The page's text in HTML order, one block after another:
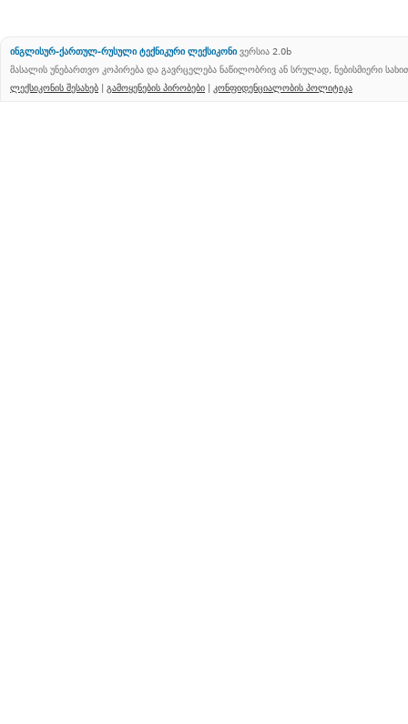
ინგლისურ-ქართულ-რუსული ტექნიკური ლექსიკონი ვერსია 2.0b
მასალის უნებართვო კოპირება და გავრცელება ნაწილობრივ ან სრულად, ნებისმიერი
ლექსიკონის შესახებ | გამოყენების პირობები | კონფიდენციალობის პოლიტიკა